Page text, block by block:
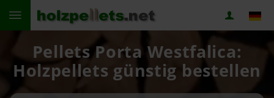
Pellets Porta Westfalica:
Holzpellets günstig bestellen